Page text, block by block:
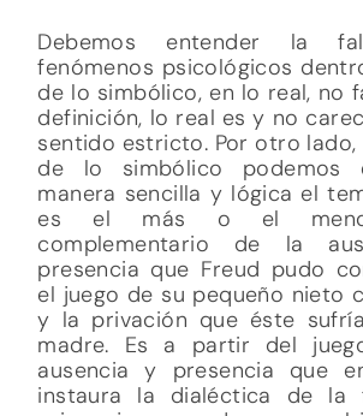
Debemos entender la
fenómenos psicológicos
de lo simbólico, en lo real, no
definición, lo real es y no
sentido estricto. Por otro lado,
de lo simbólico podemos
manera sencilla y lógica el
es el más o el
complementario de la
presencia que Freud pudo
el juego de su pequeño nieto
y la privación que éste
madre. Es a partir del
ausencia y presencia que
instaura la dialéctica de la